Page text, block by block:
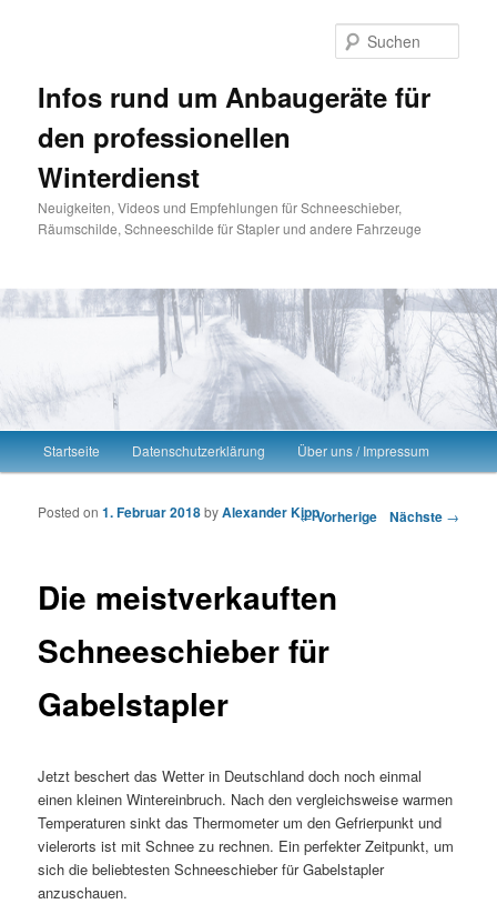
Infos rund um Anbaugeräte für
den professionellen
Winterdienst
Neuigkeiten, Videos und Empfehlungen für Schneeschieber,
Räumschilde, Schneeschilde für Stapler und andere Fahrzeuge
Hauptmenü
Zum Inhalt wechseln
Zum sekundären Inhalt wechseln
Startseite Datenschutzerklärung Über uns / Impressum
Artikelnavigation
←Vorherige Nächste →
Die meistverkauften
Schneeschieber für
Gabelstapler
Posted on1. Februar 2018byAlexander Kipp
Jetzt beschert das Wetter in Deutschland doch noch einmal
einen kleinen Wintereinbruch. Nach den vergleichsweise warmen
Temperaturen sinkt das Thermometer um den Gefrierpunkt und
vielerorts ist mit Schnee zu rechnen. Ein perfekter Zeitpunkt, um
sich die beliebtesten Schneeschieber für Gabelstapler
anzuschauen.